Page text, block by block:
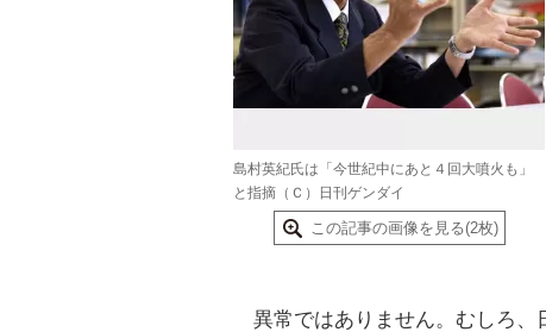
島村英紀氏は「今世紀中にあと４回大噴火も」
と指摘（Ｃ）日刊ゲンダイ
この記事の画像を見る(2枚)
異常ではありません。むしろ、